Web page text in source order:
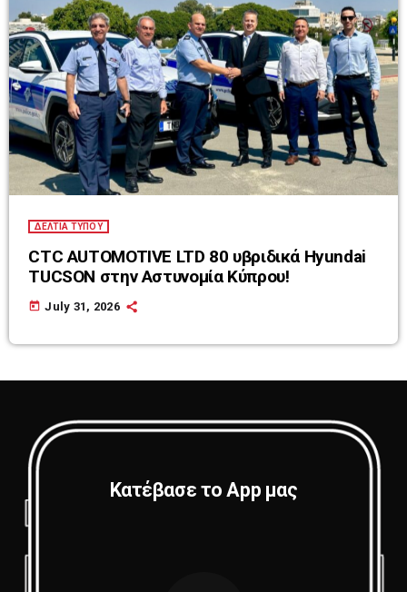
ΔΕΛΤΙΑ ΤΥΠΟΥ
CTC AUTOMOTIVE LTD 80 υβριδικά Hyundai
TUCSON στην Αστυνομία Κύπρου!
today July 31, 2026
Κατέβασε το App μας